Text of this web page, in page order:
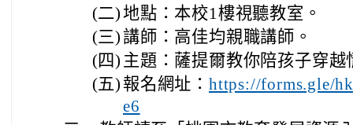
(二)地點：本校1樓視聽教室。
(三)講師：高佳均親職講師。
(四) 主題：薩提爾教你陪孩子穿越
(五) 報名網址： https://forms.gle/
e6